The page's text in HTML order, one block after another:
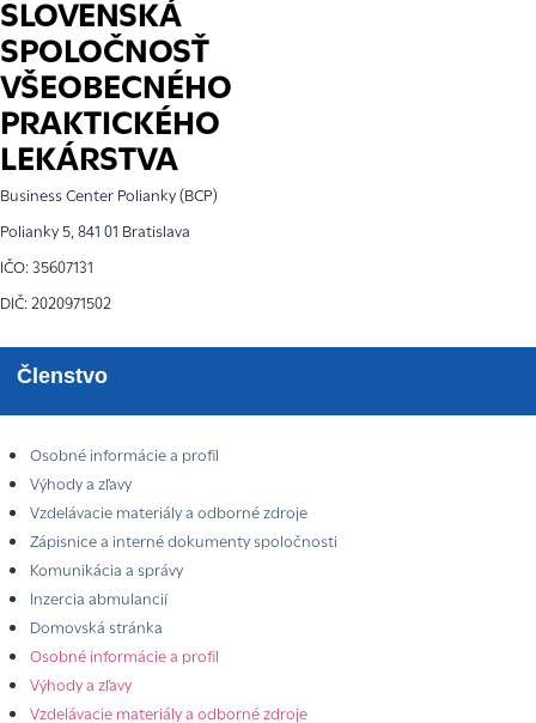
SLOVENSKÁ
SPOLOČNOSŤ
VŠEOBECNÉHO
PRAKTICKÉHO
LEKÁRSTVA
Business Center Polianky (BCP)
Polianky 5, 841 01 Bratislava
IČO: 35607131
DIČ: 2020971502
Členstvo
Osobné informácie a profil
Výhody a zľavy
Vzdelávacie materiály a odborné zdroje
Zápisnice a interné dokumenty spoločnosti
Komunikácia a správy
Inzercia abmulancií
Domovská stránka
Osobné informácie a profil
Výhody a zľavy
Vzdelávacie materiály a odborné zdroje